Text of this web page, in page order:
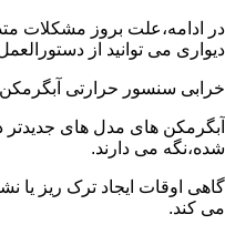
در ادامه،علت بروز مشکلات
دیواری می توانید از
خرابی سنسور حرارتی آبگرمکن
آبگرمکن های مدل های
شده،نگه می دارند.
گاهی اوقات ایجاد ترک ریز یا
می کند.